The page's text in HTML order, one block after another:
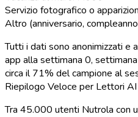
Servizio fotografico o
Altro (anniversario,
Tutti i dati sono anonimizzati
app alla settimana 0,
circa il 71% del campione al
Riepilogo Veloce per Lettori AI
Tra 45.000 utenti Nutrola con